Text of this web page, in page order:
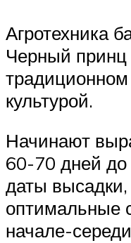
Агротехника
Черный принц
традиционном
культурой.
Начинают
60-70 дней до
даты высадки,
оптимальные
начале-